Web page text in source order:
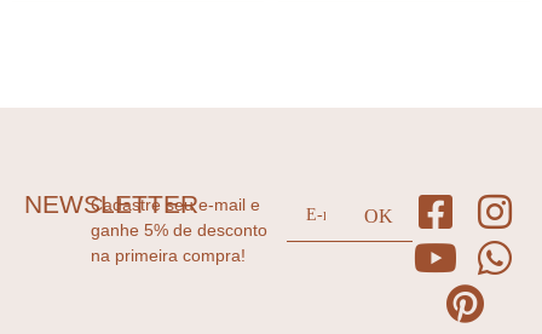
NEWSLETTER
Cadastre seu e-mail e
ganhe 5% de desconto
na primeira compra!